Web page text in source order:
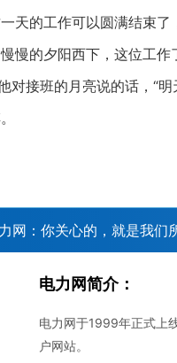
天的工作可以圆满结束
慢的夕阳西下，这位工
对接班的月亮说的话，“
网：你关心的，就是我们
电力网简介：
电力网于1999年正式上
户网站。